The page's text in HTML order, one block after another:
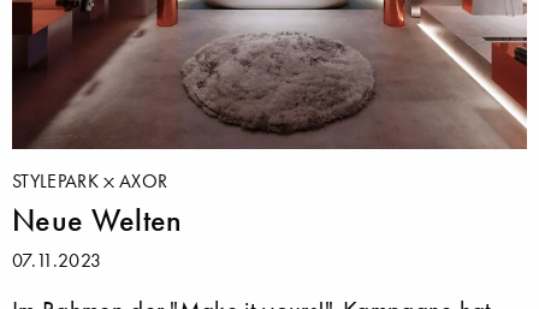
STYLEPARK AXOR
Neue Welten
07.11.2023